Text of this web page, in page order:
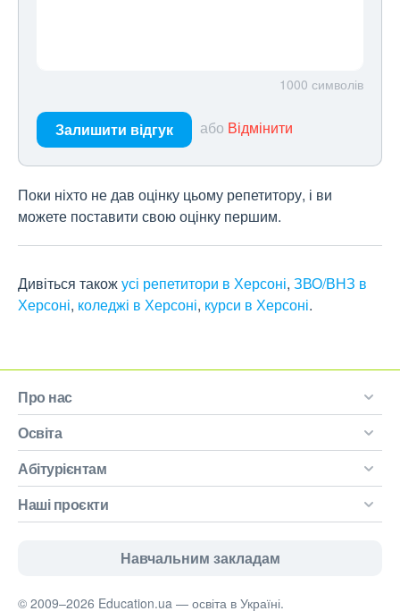
1000 символів
Залишити відгук або Відмінити
Поки ніхто не дав оцінку цьому репетитору, і ви
можете поставити свою оцінку першим.
Дивіться такожусі репетитори в Херсоні, ЗВО/ВНЗ в
Херсоні, коледжі в Херсоні, курси в Херсоні.
Про нас
Освіта
Абітурієнтам
Наші проєкти
Навчальним закладам
© 2009–2026 Education.ua — освіта в Україні.